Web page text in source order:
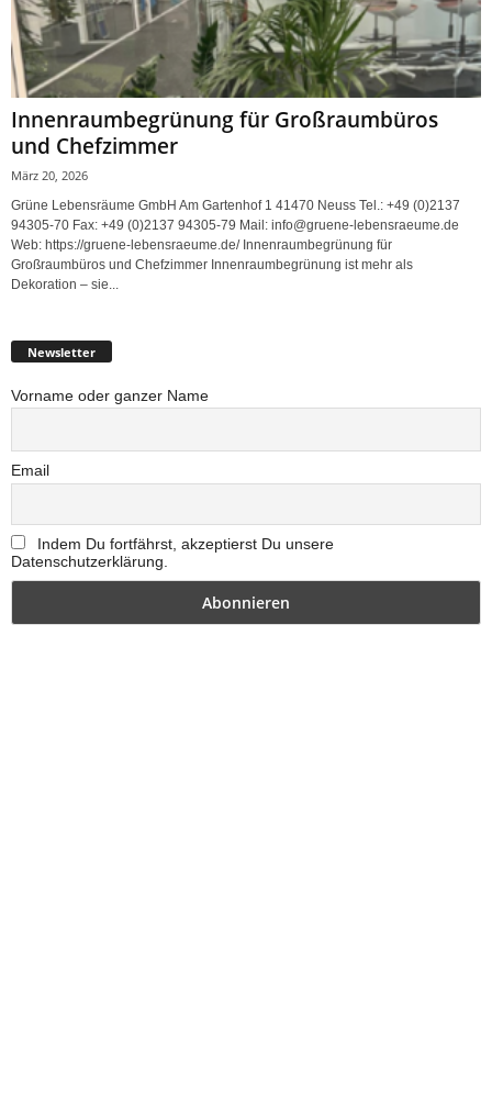
Innenraumbegrünung für Großraumbüros
und Chefzimmer
März 20, 2026
Grüne Lebensräume GmbH Am Gartenhof 1 41470 Neuss Tel.: +49 (0)2137
94305-70 Fax: +49 (0)2137 94305-79 Mail: info@gruene-lebensraeume.de
Web: https://gruene-lebensraeume.de/ Innenraumbegrünung für
Großraumbüros und Chefzimmer Innenraumbegrünung ist mehr als
Dekoration – sie...
Newsletter
Vorname oder ganzer Name
Email
Indem Du fortfährst, akzeptierst Du unsere
Datenschutzerklärung.